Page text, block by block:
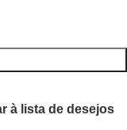
à lista de desejos